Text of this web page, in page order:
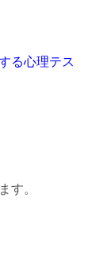
る心理テス
す。